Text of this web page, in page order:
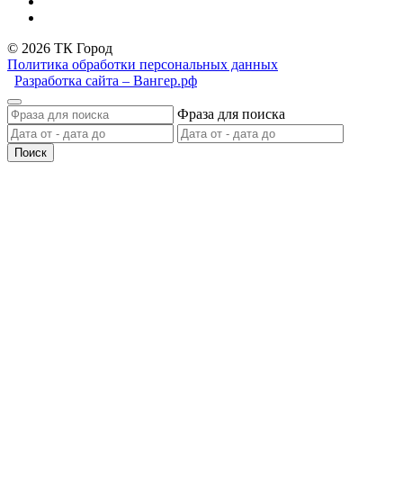
© 2026 ТК Город
Политика обработки персональных данных
Разработка сайта – Вангер.рф
Фраза для поиска
Поиск